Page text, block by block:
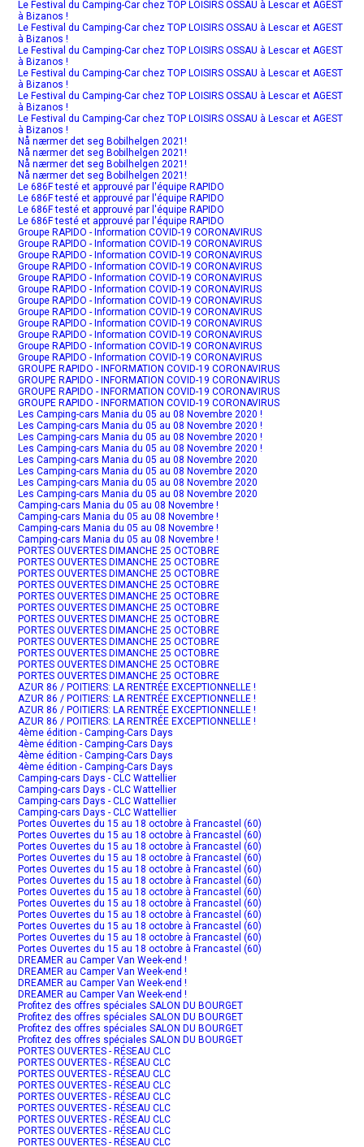
Le Festival du Camping-Car chez TOP LOISIRS OSSAU à Lescar et AGEST
à Bizanos !
Le Festival du Camping-Car chez TOP LOISIRS OSSAU à Lescar et AGEST
à Bizanos !
Le Festival du Camping-Car chez TOP LOISIRS OSSAU à Lescar et AGEST
à Bizanos !
Le Festival du Camping-Car chez TOP LOISIRS OSSAU à Lescar et AGEST
à Bizanos !
Le Festival du Camping-Car chez TOP LOISIRS OSSAU à Lescar et AGEST
à Bizanos !
Le Festival du Camping-Car chez TOP LOISIRS OSSAU à Lescar et AGEST
à Bizanos !
Nå nærmer det seg Bobilhelgen 2021!
Nå nærmer det seg Bobilhelgen 2021!
Nå nærmer det seg Bobilhelgen 2021!
Nå nærmer det seg Bobilhelgen 2021!
Le 686F testé et approuvé par l'équipe RAPIDO
Le 686F testé et approuvé par l'équipe RAPIDO
Le 686F testé et approuvé par l'équipe RAPIDO
Le 686F testé et approuvé par l'équipe RAPIDO
Groupe RAPIDO - Information COVID-19 CORONAVIRUS
Groupe RAPIDO - Information COVID-19 CORONAVIRUS
Groupe RAPIDO - Information COVID-19 CORONAVIRUS
Groupe RAPIDO - Information COVID-19 CORONAVIRUS
Groupe RAPIDO - Information COVID-19 CORONAVIRUS
Groupe RAPIDO - Information COVID-19 CORONAVIRUS
Groupe RAPIDO - Information COVID-19 CORONAVIRUS
Groupe RAPIDO - Information COVID-19 CORONAVIRUS
Groupe RAPIDO - Information COVID-19 CORONAVIRUS
Groupe RAPIDO - Information COVID-19 CORONAVIRUS
Groupe RAPIDO - Information COVID-19 CORONAVIRUS
Groupe RAPIDO - Information COVID-19 CORONAVIRUS
GROUPE RAPIDO - INFORMATION COVID-19 CORONAVIRUS
GROUPE RAPIDO - INFORMATION COVID-19 CORONAVIRUS
GROUPE RAPIDO - INFORMATION COVID-19 CORONAVIRUS
GROUPE RAPIDO - INFORMATION COVID-19 CORONAVIRUS
Les Camping-cars Mania du 05 au 08 Novembre 2020 !
Les Camping-cars Mania du 05 au 08 Novembre 2020 !
Les Camping-cars Mania du 05 au 08 Novembre 2020 !
Les Camping-cars Mania du 05 au 08 Novembre 2020 !
Les Camping-cars Mania du 05 au 08 Novembre 2020
Les Camping-cars Mania du 05 au 08 Novembre 2020
Les Camping-cars Mania du 05 au 08 Novembre 2020
Les Camping-cars Mania du 05 au 08 Novembre 2020
Camping-cars Mania du 05 au 08 Novembre !
Camping-cars Mania du 05 au 08 Novembre !
Camping-cars Mania du 05 au 08 Novembre !
Camping-cars Mania du 05 au 08 Novembre !
PORTES OUVERTES DIMANCHE 25 OCTOBRE
PORTES OUVERTES DIMANCHE 25 OCTOBRE
PORTES OUVERTES DIMANCHE 25 OCTOBRE
PORTES OUVERTES DIMANCHE 25 OCTOBRE
PORTES OUVERTES DIMANCHE 25 OCTOBRE
PORTES OUVERTES DIMANCHE 25 OCTOBRE
PORTES OUVERTES DIMANCHE 25 OCTOBRE
PORTES OUVERTES DIMANCHE 25 OCTOBRE
PORTES OUVERTES DIMANCHE 25 OCTOBRE
PORTES OUVERTES DIMANCHE 25 OCTOBRE
PORTES OUVERTES DIMANCHE 25 OCTOBRE
PORTES OUVERTES DIMANCHE 25 OCTOBRE
AZUR 86 / POITIERS: LA RENTRÉE EXCEPTIONNELLE !
AZUR 86 / POITIERS: LA RENTRÉE EXCEPTIONNELLE !
AZUR 86 / POITIERS: LA RENTRÉE EXCEPTIONNELLE !
AZUR 86 / POITIERS: LA RENTRÉE EXCEPTIONNELLE !
4ème édition - Camping-Cars Days
4ème édition - Camping-Cars Days
4ème édition - Camping-Cars Days
4ème édition - Camping-Cars Days
Camping-cars Days - CLC Wattellier
Camping-cars Days - CLC Wattellier
Camping-cars Days - CLC Wattellier
Camping-cars Days - CLC Wattellier
Portes Ouvertes du 15 au 18 octobre à Francastel (60)
Portes Ouvertes du 15 au 18 octobre à Francastel (60)
Portes Ouvertes du 15 au 18 octobre à Francastel (60)
Portes Ouvertes du 15 au 18 octobre à Francastel (60)
Portes Ouvertes du 15 au 18 octobre à Francastel (60)
Portes Ouvertes du 15 au 18 octobre à Francastel (60)
Portes Ouvertes du 15 au 18 octobre à Francastel (60)
Portes Ouvertes du 15 au 18 octobre à Francastel (60)
Portes Ouvertes du 15 au 18 octobre à Francastel (60)
Portes Ouvertes du 15 au 18 octobre à Francastel (60)
Portes Ouvertes du 15 au 18 octobre à Francastel (60)
Portes Ouvertes du 15 au 18 octobre à Francastel (60)
DREAMER au Camper Van Week-end !
DREAMER au Camper Van Week-end !
DREAMER au Camper Van Week-end !
DREAMER au Camper Van Week-end !
Profitez des offres spéciales SALON DU BOURGET
Profitez des offres spéciales SALON DU BOURGET
Profitez des offres spéciales SALON DU BOURGET
Profitez des offres spéciales SALON DU BOURGET
PORTES OUVERTES - RÉSEAU CLC
PORTES OUVERTES - RÉSEAU CLC
PORTES OUVERTES - RÉSEAU CLC
PORTES OUVERTES - RÉSEAU CLC
PORTES OUVERTES - RÉSEAU CLC
PORTES OUVERTES - RÉSEAU CLC
PORTES OUVERTES - RÉSEAU CLC
PORTES OUVERTES - RÉSEAU CLC
PORTES OUVERTES - RÉSEAU CLC